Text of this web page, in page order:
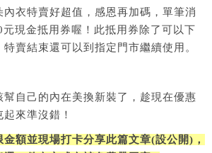
內衣特賣好超值，感恩再加碼，單筆消
現金抵用券喔！此抵用券除了可以下
賣結束還可以到指定門市繼續使用。
自己的內在美換新裝了，趁現在優惠
來準沒錯！
金額並現場打卡分享此篇文章(設公開)，